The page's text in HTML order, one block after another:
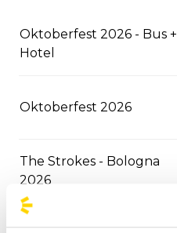
Oktoberfest 2026 - Bus +
Hotel
Oktoberfest 2026
The Strokes - Bologna
2026
Niall Horan - Bologna